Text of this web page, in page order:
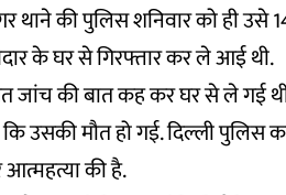
थाने की पुलिस शनिवार को ही उसे
के घर से गिरफ्तार कर ले आई थी.
जांच की बात कह कर घर से ले गई
उसकी मौत हो गई. दिल्ली पुलिस
की है.